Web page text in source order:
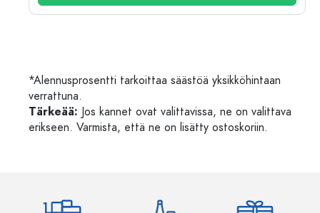
*Alennusprosentti tarkoittaa säästöä yksikköhintaan
verrattuna.
Tärkeää: Jos kannet ovat valittavissa, ne on valittava
erikseen. Varmista, että ne on lisätty ostoskoriin.